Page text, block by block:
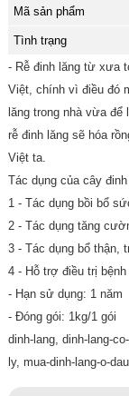
Mã sản phẩm
Tình trạng
- Rễ đinh lăng từ xưa
Việt, chính vì điều đó
lăng trong nhà vừa
rễ đinh lăng sẽ hóa
Việt ta.
Tác dụng của cây đinh
1 - Tác dụng bồi bổ
2 - Tác dụng tăng
3 - Tác dụng bổ thận,
4 - Hỗ trợ điều trị
- Hạn sử dụng: 1 năm
- Đóng gói: 1kg/1 gói
dinh-lang, dinh-lang-
ly, mua-dinh-lang-o-